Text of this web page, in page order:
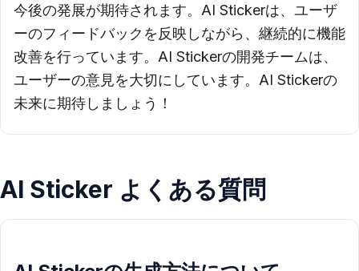
今後の発展が期待されます。AI Stickerは、ユーザ
ーのフィードバックを反映しながら、継続的に機能
改善を行っています。AI Stickerの開発チームは、
ユーザーの意見を大切にしています。AI Stickerの
未来に期待しましょう！
AI Sticker よくある質問